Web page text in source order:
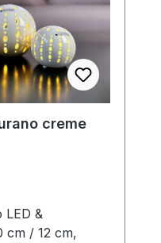
creme
&
cm / 12 cm,